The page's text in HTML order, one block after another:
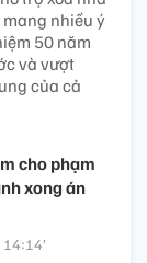
nhiều ý
50 năm
và vượt
của cả
cho phạm
xong án